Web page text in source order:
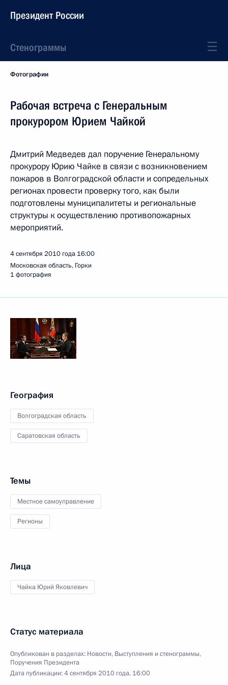
Президент России
Стенограммы
Фотографии
Рабочая встреча с Генеральным
прокурором Юрием Чайкой
Дмитрий Медведев дал поручение Генеральному
прокурору Юрию Чайке в связи с возникновением
пожаров в Волгоградской области и сопредельных
регионах провести проверку того, как были
подготовлены муниципалитеты и региональные
структуры к осуществлению противопожарных
мероприятий.
4 сентября 2010 года 16:00
Московская область, Горки
1 фотография
География
Волгоградская область
Саратовская область
Темы
Местное самоуправление
Регионы
Лица
Чайка Юрий Яковлевич
Статус материала
Опубликован в разделах: Новости, Выступления и стенограммы,
Поручения Президента
Дата публикации:4 сентября 2010 года, 16:00